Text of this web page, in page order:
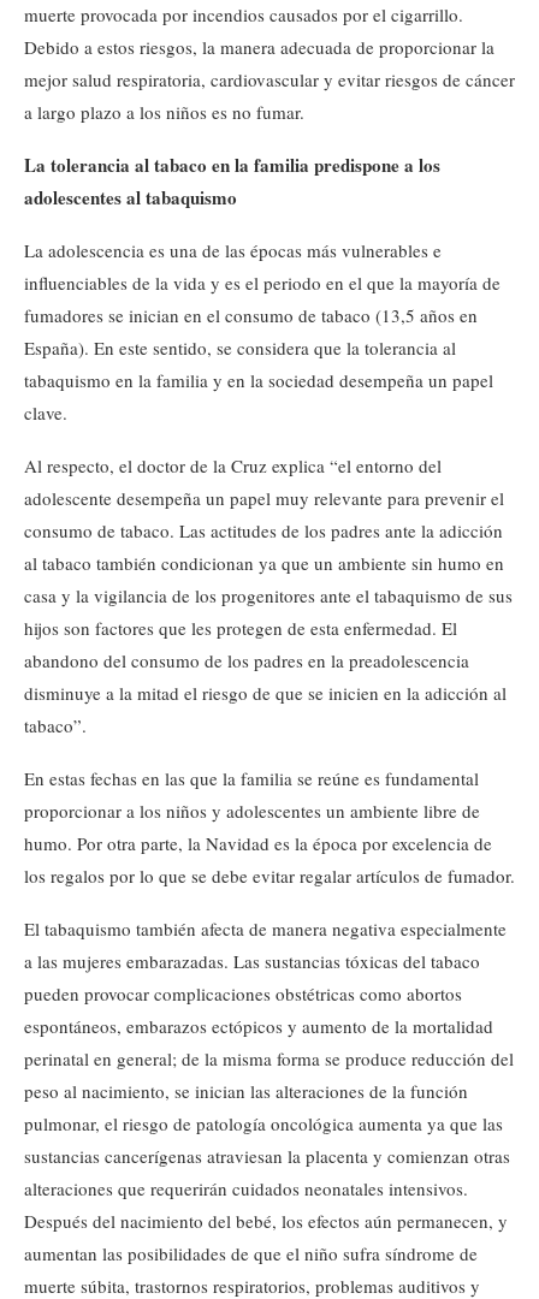
muerte provocada por incendios causados por el cigarrillo.
Debido a estos riesgos, la manera adecuada de proporcionar la
mejor salud respiratoria, cardiovascular y evitar riesgos de cáncer
a largo plazo a los niños es no fumar.
La tolerancia al tabaco en la familia predispone a los
adolescentes al tabaquismo
La adolescencia es una de las épocas más vulnerables e
influenciables de la vida y es el periodo en el que la mayoría de
fumadores se inician en el consumo de tabaco (13,5 años en
España). En este sentido, se considera que la tolerancia al
tabaquismo en la familia y en la sociedad desempeña un papel
clave.
Al respecto, el doctor de la Cruz explica “el entorno del
adolescente desempeña un papel muy relevante para prevenir el
consumo de tabaco. Las actitudes de los padres ante la adicción
al tabaco también condicionan ya que un ambiente sin humo en
casa y la vigilancia de los progenitores ante el tabaquismo de sus
hijos son factores que les protegen de esta enfermedad. El
abandono del consumo de los padres en la preadolescencia
disminuye a la mitad el riesgo de que se inicien en la adicción al
tabaco”.
En estas fechas en las que la familia se reúne es fundamental
proporcionar a los niños y adolescentes un ambiente libre de
humo. Por otra parte, la Navidad es la época por excelencia de
los regalos por lo que se debe evitar regalar artículos de fumador.
El tabaquismo también afecta de manera negativa especialmente
a las mujeres embarazadas. Las sustancias tóxicas del tabaco
pueden provocar complicaciones obstétricas como abortos
espontáneos, embarazos ectópicos y aumento de la mortalidad
perinatal en general; de la misma forma se produce reducción del
peso al nacimiento, se inician las alteraciones de la función
pulmonar, el riesgo de patología oncológica aumenta ya que las
sustancias cancerígenas atraviesan la placenta y comienzan otras
alteraciones que requerirán cuidados neonatales intensivos.
Después del nacimiento del bebé, los efectos aún permanecen, y
aumentan las posibilidades de que el niño sufra síndrome de
muerte súbita, trastornos respiratorios, problemas auditivos y